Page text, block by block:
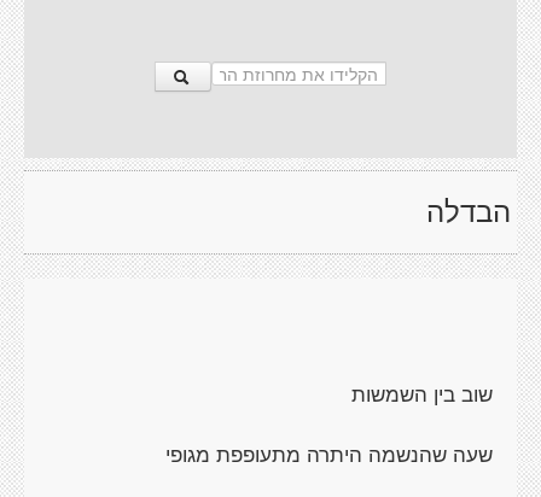
הבדלה
שוב בין השמשות
שעה שהנשמה היתרה מתעופפת מגופי